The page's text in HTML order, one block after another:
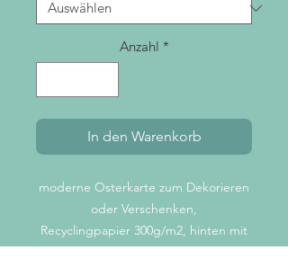
Anzahl *
In den Warenkorb
moderne Osterkarte zum Dekorieren
oder Verschenken,
Recyclingpapier 300g/m2, hinten mit
kleinem Logo bedruckt,